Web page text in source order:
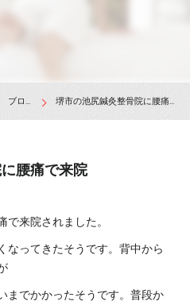
ブログ 堺市の池尻鍼灸整骨院に腰痛で来院
腰痛で来院
来院されました。
なってきたそうです。背中から
までかかったそうです。普段か